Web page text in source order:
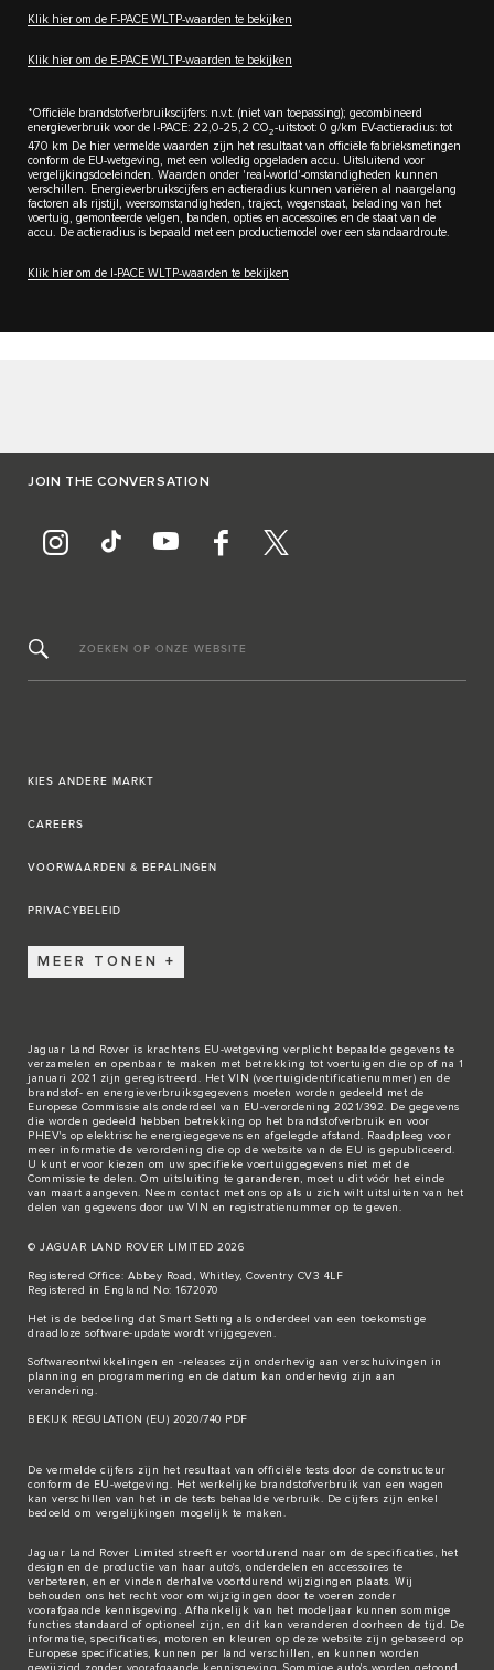
Klik hier om de F-PACE WLTP-waarden te bekijken
Klik hier om de E-PACE WLTP-waarden te bekijken
*Officiële brandstofverbruikscijfers: n.v.t. (niet van toepassing); gecombineerd
energieverbruik voor de I-PACE: 22,0-25,2 CO2-uitstoot: 0 g/km EV-actieradius: tot
470 km De hier vermelde waarden zijn het resultaat van officiële fabrieksmetingen
conform de EU-wetgeving, met een volledig opgeladen accu. Uitsluitend voor
vergelijkingsdoeleinden. Waarden onder 'real-world'-omstandigheden kunnen
verschillen. Energieverbruikscijfers en actieradius kunnen variëren al naargelang
factoren als rijstijl, weersomstandigheden, traject, wegenstaat, belading van het
voertuig, gemonteerde velgen, banden, opties en accessoires en de staat van de
accu. De actieradius is bepaald met een productiemodel over een standaardroute.
Klik hier om de I-PACE WLTP-waarden te bekijken
JOIN THE CONVERSATION
ZOEKEN OP ONZE WEBSITE
KIES ANDERE MARKT
CAREERS
VOORWAARDEN & BEPALINGEN
PRIVACYBELEID
MEER TONEN
Jaguar Land Rover is krachtens EU-wetgeving verplicht bepaalde gegevens te
verzamelen en openbaar te maken met betrekking tot voertuigen die op of na 1
januari 2021 zijn geregistreerd. Het VIN (voertuigidentificatienummer) en de
brandstof- en energieverbruiksgegevens moeten worden gedeeld met de
Europese Commissie als onderdeel van EU-verordening 2021/392. De gegevens
die worden gedeeld hebben betrekking op het brandstofverbruik en voor
PHEV's op elektrische energiegegevens en afgelegde afstand. Raadpleeg voor
meer informatie de verordening die op de website van de EU is gepubliceerd.
U kunt ervoor kiezen om uw specifieke voertuiggegevens niet met de
Commissie te delen. Om uitsluiting te garanderen, moet u dit vóór het einde
van maart aangeven. Neem contact met ons op als u zich wilt uitsluiten van het
delen van gegevens door uw VIN en registratienummer op te geven.
© JAGUAR LAND ROVER LIMITED 2026
Registered Office: Abbey Road, Whitley, Coventry CV3 4LF
Registered in England No: 1672070
Het is de bedoeling dat Smart Setting als onderdeel van een toekomstige
draadloze software-update wordt vrijgegeven.
Softwareontwikkelingen en -releases zijn onderhevig aan verschuivingen in
planning en programmering en de datum kan onderhevig zijn aan
verandering.
BEKIJK REGULATION (EU) 2020/740 PDF
De vermelde cijfers zijn het resultaat van officiële tests door de constructeur
conform de EU-wetgeving. Het werkelijke brandstofverbruik van een wagen
kan verschillen van het in de tests behaalde verbruik. De cijfers zijn enkel
bedoeld om vergelijkingen mogelijk te maken.
Jaguar Land Rover Limited streeft er voortdurend naar om de specificaties, het
design en de productie van haar auto's, onderdelen en accessoires te
verbeteren, en er vinden derhalve voortdurend wijzigingen plaats. Wij
behouden ons het recht voor om wijzigingen door te voeren zonder
voorafgaande kennisgeving. Afhankelijk van het modeljaar kunnen sommige
functies standaard of optioneel zijn, en dit kan veranderen doorheen de tijd. De
informatie, specificaties, motoren en kleuren op deze website zijn gebaseerd op
Europese specificaties, kunnen per land verschillen, en kunnen worden
gewijzigd zonder voorafgaande kennisgeving. Sommige auto's worden getoond